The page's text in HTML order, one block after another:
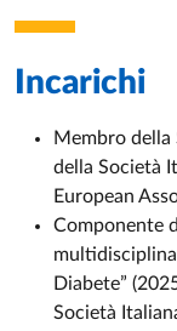
Center for
successivamente
Progetti e
B, Università
metabolica di
metaboliti di
lipotossicità.
Co-Principal
Incarichi
Membro della
della Società
European
Componente
Diabete”
Società